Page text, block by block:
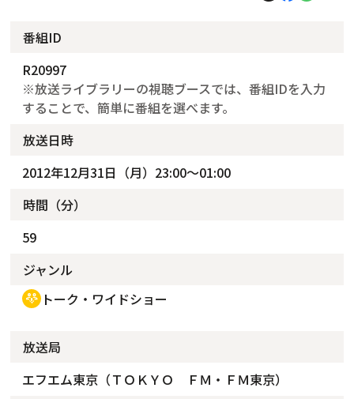
番組ID
R20997
※放送ライブラリーの視聴ブースでは、番組IDを入力
することで、簡単に番組を選べます。
放送日時
2012年12月31日（月）23:00～01:00
時間（分）
59
ジャンル
adaptive_audio_mic トーク・ワイドショー
放送局
エフエム東京（ＴＯＫＹＯ ＦＭ・ＦＭ東京）